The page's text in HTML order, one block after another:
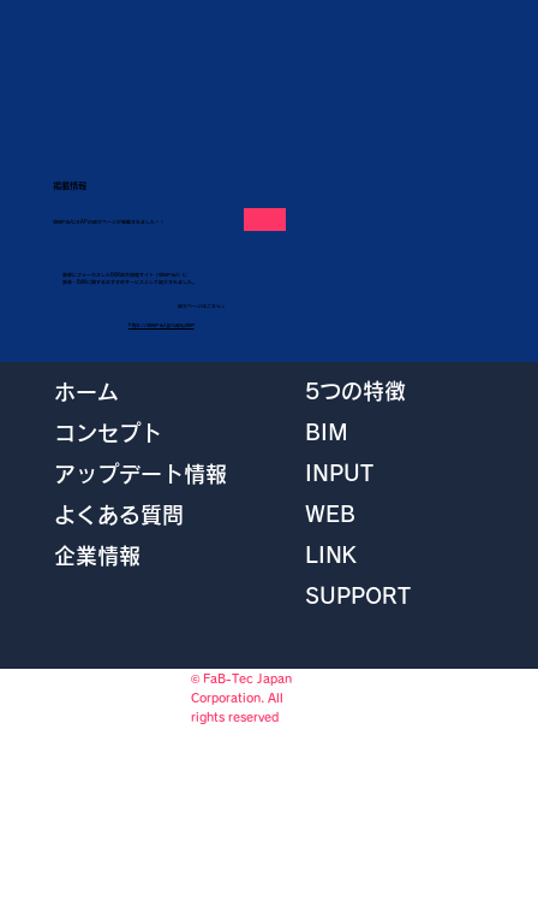
掲載情報
steelnaviにKAPの紹介ページが掲載されました！！
鉄骨にフォーカスしたBIM総合情報サイト「steelnavi」に
鉄骨・BIMに関するおすすめサービスとして紹介されました。
紹介ページはこちら↓
https://steelnavi.jp/kapsystem
ホーム
コンセプト
アップデート情報
よくある質問
企業情報
5つの特徴
BIM
INPUT
WEB
LINK
SUPPORT
© FaB-Tec Japan
Corporation. All
rights reserved